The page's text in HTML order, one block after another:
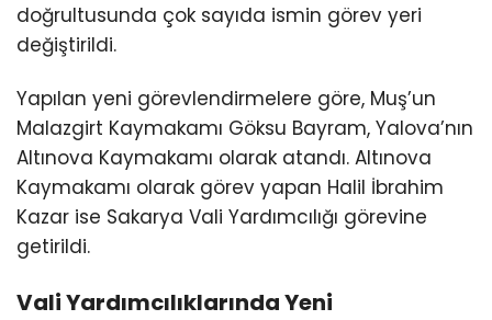
doğrultusunda çok sayıda ismin görev yeri
değiştirildi.
Yapılan yeni görevlendirmelere göre, Muş’un
Malazgirt Kaymakamı Göksu Bayram, Yalova’nın
Altınova Kaymakamı olarak atandı. Altınova
Kaymakamı olarak görev yapan Halil İbrahim
Kazar ise Sakarya Vali Yardımcılığı görevine
getirildi.
Vali Yardımcılıklarında Yeni